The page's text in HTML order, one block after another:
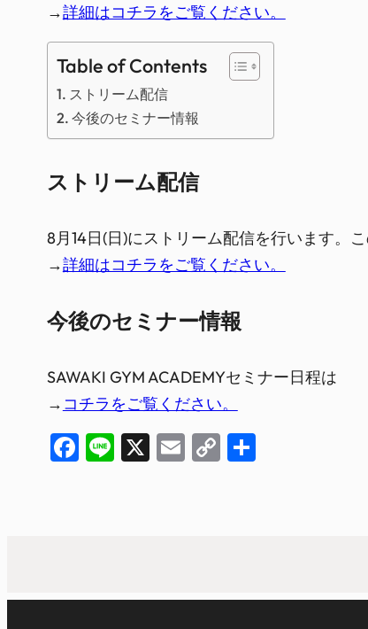
→詳細はコチラをご覧ください。
Table of Contents
ストリーム配信
今後のセミナー情報
ストリーム配信
8月14日(日)にストリーム配信を行います。
→詳細はコチラをご覧ください。
今後のセミナー情報
SAWAKI GYM ACADEMYセミナー日程は
→ コチラをご覧ください。
Facebook
Line
X Email
Copy
共